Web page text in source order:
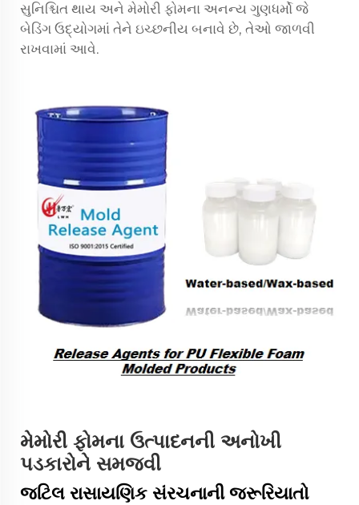
સુનિશ્ચિત થાય અને મેમોરી ફોમના અનન્ય ગુણધર્મો જે
બેડિંગ ઉદ્યોગમાં તેને ઇચ્છનીય બનાવે છે, તેઓ જાળવી
રાખવામાં આવે.
મેમોરી ફોમના ઉત્પાદનની અનોખી
પડકારોને સમજવી
જટિલ રાસાયણિક સંરચનાની જરૂરિયાતો